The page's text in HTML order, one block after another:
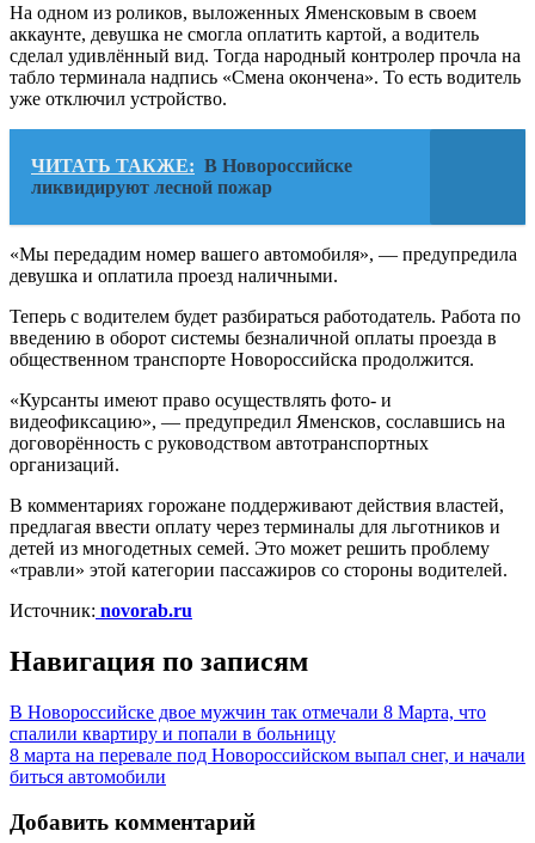
На одном из роликов, выложенных Яменсковым в своем
аккаунте, девушка не смогла оплатить картой, а водитель
сделал удивлённый вид. Тогда народный контролер прочла на
табло терминала надпись «Смена окончена». То есть водитель
уже отключил устройство.
ЧИТАТЬ ТАКЖЕ: В Новороссийске
ликвидируют лесной пожар
«Мы передадим номер вашего автомобиля», — предупредила
девушка и оплатила проезд наличными.
Теперь с водителем будет разбираться работодатель. Работа по
введению в оборот системы безналичной оплаты проезда в
общественном транспорте Новороссийска продолжится.
«Курсанты имеют право осуществлять фото- и
видеофиксацию», — предупредил Яменсков, сославшись на
договорённость с руководством автотранспортных
организаций.
В комментариях горожане поддерживают действия властей,
предлагая ввести оплату через терминалы для льготников и
детей из многодетных семей. Это может решить проблему
«травли» этой категории пассажиров со стороны водителей.
Источник: novorab.ru
Навигация по записям
В Новороссийске двое мужчин так отмечали 8 Марта, что
спалили квартиру и попали в больницу
8 марта на перевале под Новороссийском выпал снег, и начали
биться автомобили
Добавить комментарий